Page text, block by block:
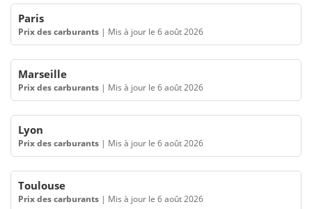
Paris
Prix des carburants | Mis à jour le 6 août 2026
Marseille
Prix des carburants | Mis à jour le 6 août 2026
Lyon
Prix des carburants | Mis à jour le 6 août 2026
Toulouse
Prix des carburants | Mis à jour le 6 août 2026